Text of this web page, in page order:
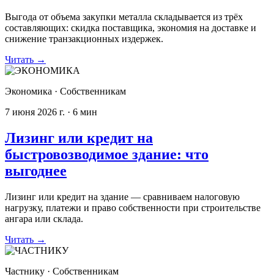
Выгода от объема закупки металла складывается из трёх
составляющих: скидка поставщика, экономия на доставке и
снижение транзакционных издержек.
Читать →
Экономика · Собственникам
7 июня 2026 г. · 6 мин
Лизинг или кредит на
быстровозводимое здание: что
выгоднее
Лизинг или кредит на здание — сравниваем налоговую
нагрузку, платежи и право собственности при строительстве
ангара или склада.
Читать →
Частнику · Собственникам